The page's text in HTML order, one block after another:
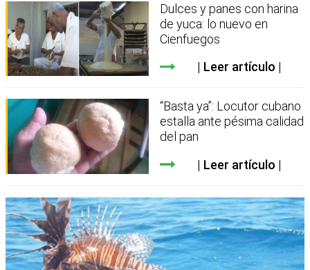
Dulces y panes con harina
de yuca: lo nuevo en
Cienfuegos
Leer artículo
“Basta ya”: Locutor cubano
estalla ante pésima calidad
del pan
Leer artículo